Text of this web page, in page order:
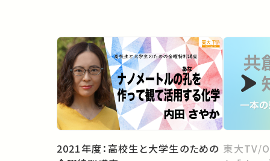
2021年度：高校生と大学生のための 東大TV/